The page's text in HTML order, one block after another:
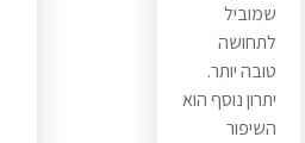
שמוביל
לתחושה
טובה יותר.
יתרון נוסף הוא
השיפור